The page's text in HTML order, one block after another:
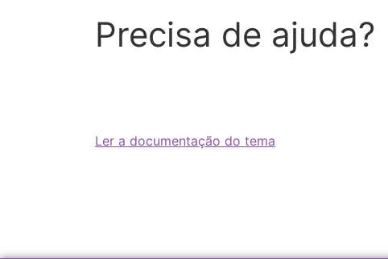
Precisa de ajuda?
Ler a documentação do tema